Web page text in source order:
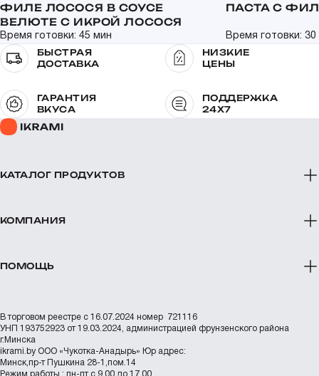
ФИЛЕ ЛОСОСЯ В СОУСЕ
ВЕЛЮТЕ С ИКРОЙ ЛОСОСЯ
Время готовки: 45 мин
ПАСТА С
Время готовки: 30
БЫСТРАЯ
ДОСТАВКА
НИЗКИЕ
ЦЕНЫ
ГАРАНТИЯ
ВКУСА
ПОДДЕРЖКА
24X7
КАТАЛОГ ПРОДУКТОВ
КОМПАНИЯ
ПОМОЩЬ
В торговом реестре с 16.07.2024 номер 721116
УНП 193752923 от 19.03.2024, администрацией фрунзенского района
г.Минска
ikrami.by ООО «Чукотка-Анадырь» Юр адрес:
Минск,пр-т Пушкина 28-1,пом.14
Режим работы : пн-пт с 9.00 до 17.00